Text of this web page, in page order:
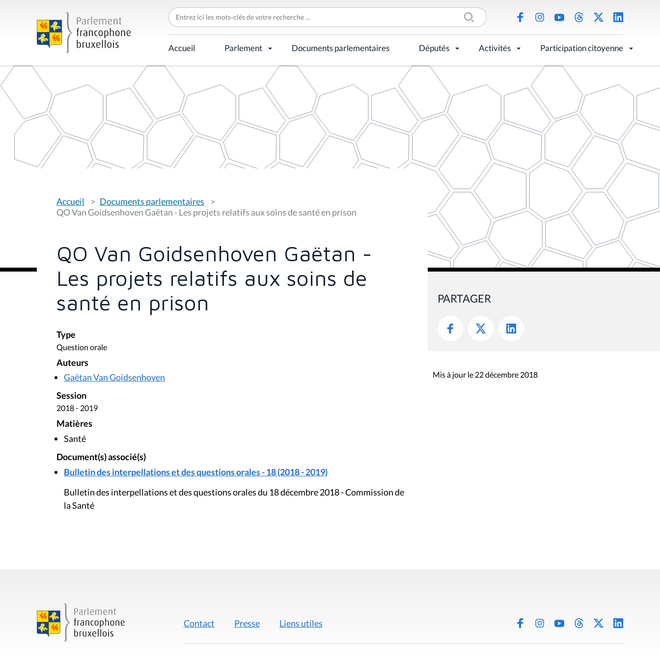
C
h
e
r
c
h
r
p
Accueil Parlement Documents parlementaires Députés Activités Participation citoyenne
o
u
s
s
Accueil
Documents parlementaires
QO Van Goidsenhoven Gaëtan - Les projets relatifs aux soins de santé en prison
QO Van Goidsenhoven Gaëtan -
Les projets relatifs aux soins de
santé en prison
Type
Question orale
Auteurs
Gaëtan Van Goidsenhoven
Session
2018 - 2019
Matières
Santé
Document(s) associé(s)
Bulletin des interpellations et des questions orales - 18 (2018 - 2019)
Bulletin des interpellations et des questions orales du 18 décembre 2018 - Commission de
la Santé
PARTAGER
Mis à jour le 22 décembre 2018
Contact Presse Liens utiles